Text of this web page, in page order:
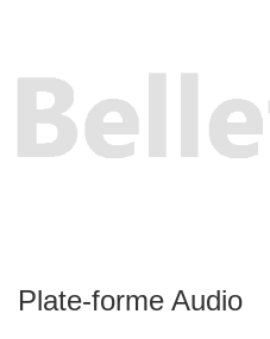
Plate-forme Audio